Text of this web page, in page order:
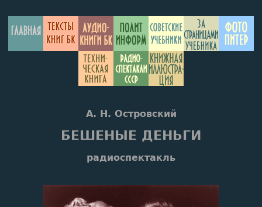
А. Н. Островский
БЕШЕНЫЕ ДЕНЬГИ
радиоспектакль